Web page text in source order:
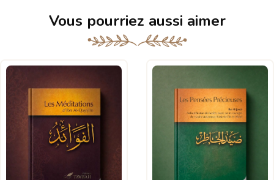
Vous pourriez aussi aimer